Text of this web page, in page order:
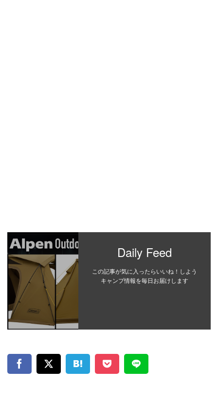
Daily Feed
この記事が気に入ったらいいね！しよう
キャンプ情報を毎日お届けします